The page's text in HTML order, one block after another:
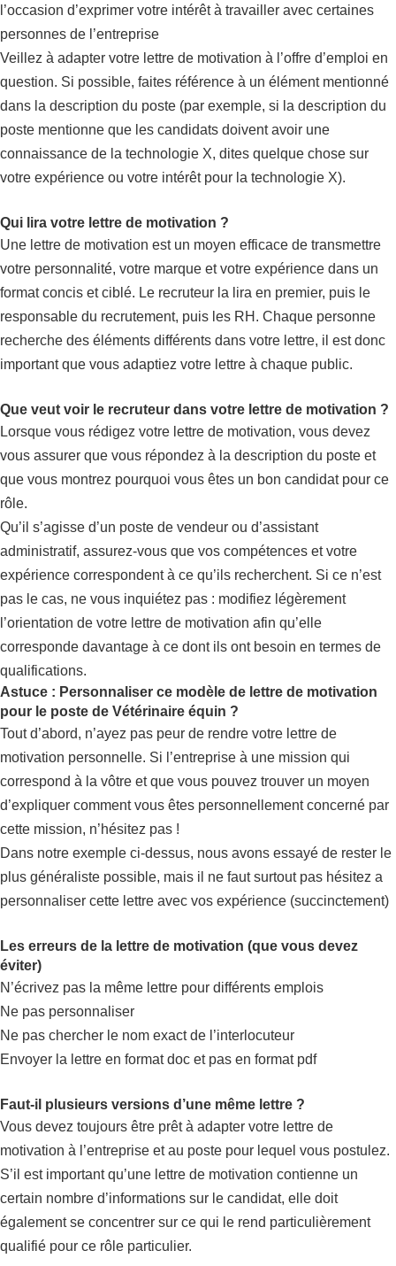
l’occasion d’exprimer votre intérêt à travailler avec certaines
personnes de l’entreprise
Veillez à adapter votre lettre de motivation à l’offre d’emploi en
question. Si possible, faites référence à un élément mentionné
dans la description du poste (par exemple, si la description du
poste mentionne que les candidats doivent avoir une
connaissance de la technologie X, dites quelque chose sur
votre expérience ou votre intérêt pour la technologie X).
Qui lira votre lettre de motivation ?
Une lettre de motivation est un moyen efficace de transmettre
votre personnalité, votre marque et votre expérience dans un
format concis et ciblé. Le recruteur la lira en premier, puis le
responsable du recrutement, puis les RH. Chaque personne
recherche des éléments différents dans votre lettre, il est donc
important que vous adaptiez votre lettre à chaque public.
Que veut voir le recruteur dans votre lettre de motivation ?
Lorsque vous rédigez votre lettre de motivation, vous devez
vous assurer que vous répondez à la description du poste et
que vous montrez pourquoi vous êtes un bon candidat pour ce
rôle.
Qu’il s’agisse d’un poste de vendeur ou d’assistant
administratif, assurez-vous que vos compétences et votre
expérience correspondent à ce qu’ils recherchent. Si ce n’est
pas le cas, ne vous inquiétez pas : modifiez légèrement
l’orientation de votre lettre de motivation afin qu’elle
corresponde davantage à ce dont ils ont besoin en termes de
qualifications.
Astuce : Personnaliser ce modèle de lettre de motivation
pour le poste de Vétérinaire équin ?
Tout d’abord, n’ayez pas peur de rendre votre lettre de
motivation personnelle. Si l’entreprise à une mission qui
correspond à la vôtre et que vous pouvez trouver un moyen
d’expliquer comment vous êtes personnellement concerné par
cette mission, n’hésitez pas !
Dans notre exemple ci-dessus, nous avons essayé de rester le
plus généraliste possible, mais il ne faut surtout pas hésitez a
personnaliser cette lettre avec vos expérience (succinctement)
Les erreurs de la lettre de motivation (que vous devez
éviter)
N’écrivez pas la même lettre pour différents emplois
Ne pas personnaliser
Ne pas chercher le nom exact de l’interlocuteur
Envoyer la lettre en format doc et pas en format pdf
Faut-il plusieurs versions d’une même lettre ?
Vous devez toujours être prêt à adapter votre lettre de
motivation à l’entreprise et au poste pour lequel vous postulez.
S’il est important qu’une lettre de motivation contienne un
certain nombre d’informations sur le candidat, elle doit
également se concentrer sur ce qui le rend particulièrement
qualifié pour ce rôle particulier.